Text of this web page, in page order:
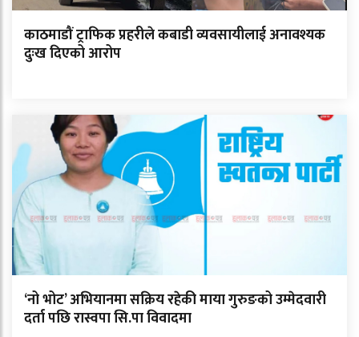
काठमाडौं ट्राफिक प्रहरीले कबाडी व्यवसायीलाई अनावश्यक
दुःख दिएको आरोप
‘नो भोट’ अभियानमा सक्रिय रहेकी माया गुरुङको उम्मेदवारी
दर्ता पछि रास्वपा सि.पा विवादमा